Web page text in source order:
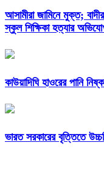
আসামীরা জামিনে মুক্ত;
স্কুল শিক্ষিকা হত্যার
কাউয়াদিঘি হাওরের পানি
ভারত সরকারের বৃত্তিতে